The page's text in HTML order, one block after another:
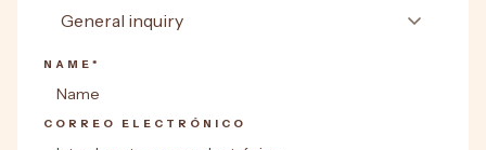
NAME*
CORREO ELECTRÓNICO